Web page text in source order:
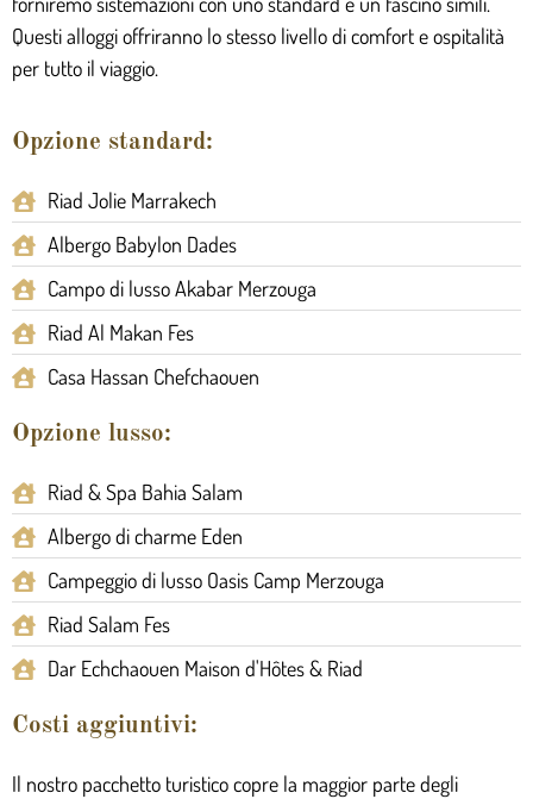
Questi alloggi offriranno lo stesso livello di comfort e ospitalità
per tutto il viaggio.
Opzione standard:
Riad Jolie Marrakech
Albergo Babylon Dades
Campo di lusso Akabar Merzouga
Riad Al Makan Fes
Casa Hassan Chefchaouen
Opzione lusso:
Riad & Spa Bahia Salam
Albergo di charme Eden
Campeggio di lusso Oasis Camp Merzouga
Riad Salam Fes
Dar Echchaouen Maison d'Hôtes & Riad
Costi aggiuntivi:
Il nostro pacchetto turistico copre la maggior parte degli